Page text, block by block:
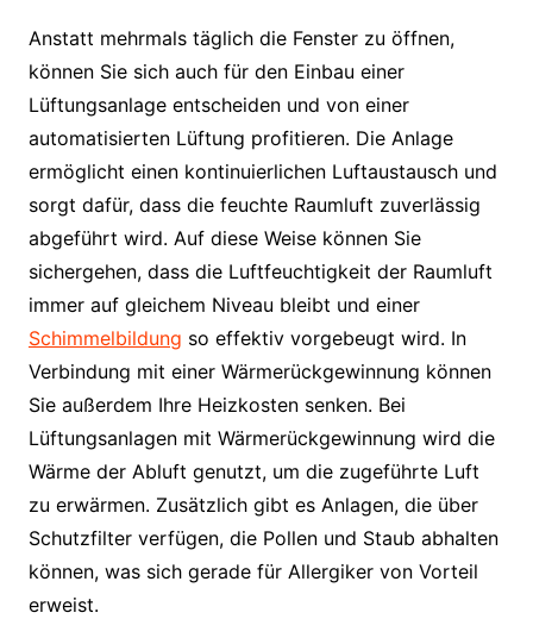
Anstatt mehrmals täglich die Fenster zu öffnen,
können Sie sich auch für den Einbau einer
Lüftungsanlage entscheiden und von einer
automatisierten Lüftung profitieren. Die Anlage
ermöglicht einen kontinuierlichen Luftaustausch und
sorgt dafür, dass die feuchte Raumluft zuverlässig
abgeführt wird. Auf diese Weise können Sie
sichergehen, dass die Luftfeuchtigkeit der Raumluft
immer auf gleichem Niveau bleibt und einer
Schimmelbildung so effektiv vorgebeugt wird. In
Verbindung mit einer Wärmerückgewinnung können
Sie außerdem Ihre Heizkosten senken. Bei
Lüftungsanlagen mit Wärmerückgewinnung wird die
Wärme der Abluft genutzt, um die zugeführte Luft
zu erwärmen. Zusätzlich gibt es Anlagen, die über
Schutzfilter verfügen, die Pollen und Staub abhalten
können, was sich gerade für Allergiker von Vorteil
erweist.